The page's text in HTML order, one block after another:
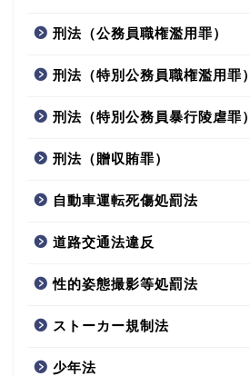
刑法（公務員職権濫用罪）
刑法（特別公務員職権濫用罪）
刑法（特別公務員暴行陵虐罪）
刑法（贈収賄罪）
自動車運転死傷処罰法
道路交通法違反
性的姿態撮影等処罰法
ストーカー規制法
少年法